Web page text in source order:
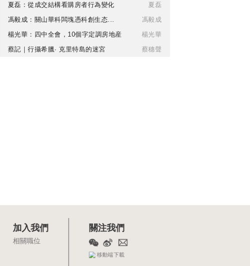
夏磊：從成交結構看購房者行為變化
夏磊
馮毅成：關山華科闆塊憑科創生态...
馮毅成
楊光華：四中全會，10個字定調房地産
楊光華
蔡記｜行攝希臘· 克里特島的迷宮
蔡穗聲
加入我們
相關職位
關注我們
移動端下載